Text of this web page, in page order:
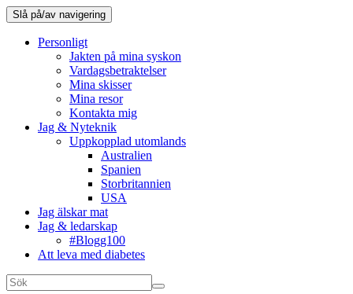
Slå på/av navigering
Personligt
Jakten på mina syskon
Vardagsbetraktelser
Mina skisser
Mina resor
Kontakta mig
Jag & Nyteknik
Uppkopplad utomlands
Australien
Spanien
Storbritannien
USA
Jag älskar mat
Jag & ledarskap
#Blogg100
Att leva med diabetes